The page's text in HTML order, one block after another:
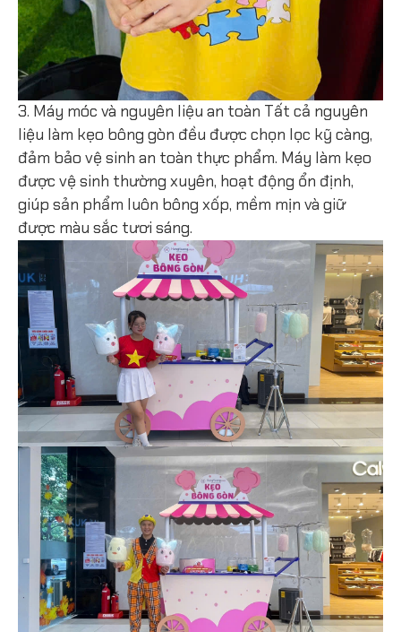
3. Máy móc và nguyên liệu an toàn Tất cả nguyên
liệu làm kẹo bông gòn đều được chọn lọc kỹ càng,
đảm bảo vệ sinh an toàn thực phẩm. Máy làm kẹo
được vệ sinh thường xuyên, hoạt động ổn định,
giúp sản phẩm luôn bông xốp, mềm mịn và giữ
được màu sắc tươi sáng.